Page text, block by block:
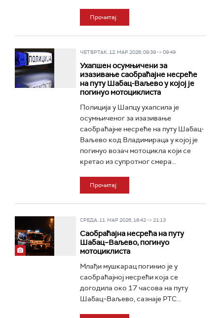
Прочитај
ЧЕТВРТАК, 12. МАР 2026, 09:39 -> 09:49
Ухапшен осумњичени за
изазивање саобраћајне несреће
на путу Шабац-Ваљево у којој је
погинуо мотоциклиста
Полиција у Шапцу ухапсила је
осумњиченог за изазивање
саобраћајне несреће на путу Шабац-
Ваљево код Владимираца у којој је
погинуо возач мотоцикла који се
кретао из супротног смера...
Прочитај
СРЕДА, 11. МАР 2026, 18:42 -> 21:13
Саобраћајна несрећа на путу
Шабац–Ваљево, погинуо
мотоциклиста
Млађи мушкарац погинио је у
саобраћајној несрећи која се
догодила око 17 часова на путу
Шабац–Ваљево, сазнаје РТС...